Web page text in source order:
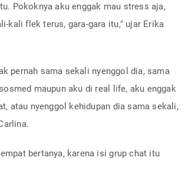
Pokoknya aku enggak mau stress aja,
kali flek terus, gara-gara itu," ujar Erika
pernah sama sekali nyenggol dia, sama
maupun aku di real life, aku enggak
atau nyenggol kehidupan dia sama sekali,
bertanya, karena isi grup chat itu